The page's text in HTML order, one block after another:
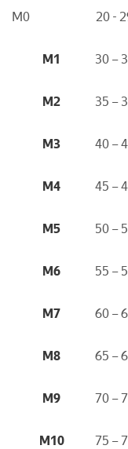
М0
20 -
М1
30 –
М2
35 –
М3
40 –
М4
45 –
М5
50 –
М6
55 –
М7
60 –
М8
65 –
М9
70 –
М10
75 –